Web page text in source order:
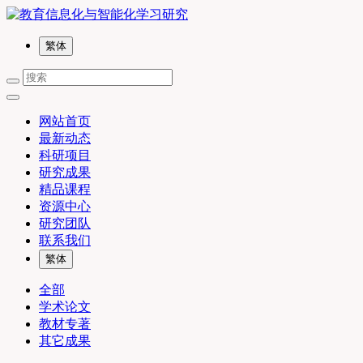
繁体
网站首页
最新动态
科研项目
研究成果
精品课程
资源中心
研究团队
联系我们
繁体
全部
学术论文
教材专著
其它成果